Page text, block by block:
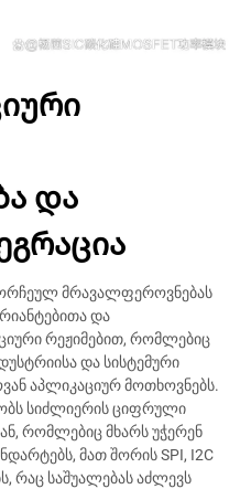
და
მრავალფეროვნებას
და
რეჟიმებით, რომლებიც
და სისტემური
აპლიკაციურ მოთხოვნებს.
სიძლიერის ციფრული
რომლებიც მხარს უჭერენ
მათ შორის SPI, I2C
რაც საშუალებას აძლევს